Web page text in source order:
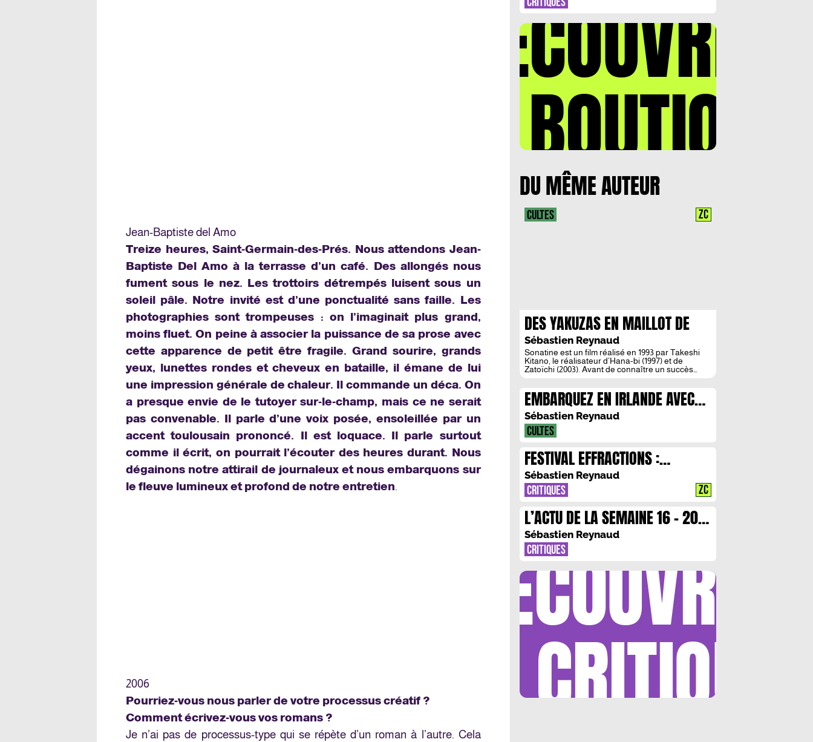
Jean-Baptiste del Amo
Treize heures, Saint-Germain-des-Prés. Nous attendons Jean-
Baptiste Del Amo à la terrasse d’un café. Des allongés nous
fument sous le nez. Les trottoirs détrempés luisent sous un
soleil pâle. Notre invité est d’une ponctualité sans faille. Les
photographies sont trompeuses : on l’imaginait plus grand,
moins fluet. On peine à associer la puissance de sa prose avec
cette apparence de petit être fragile. Grand sourire, grands
yeux, lunettes rondes et cheveux en bataille, il émane de lui
une impression générale de chaleur. Il commande un déca. On
a presque envie de le tutoyer sur-le-champ, mais ce ne serait
pas convenable. Il parle d’une voix posée, ensoleillée par un
accent toulousain prononcé. Il est loquace. Il parle surtout
comme il écrit, on pourrait l’écouter des heures durant. Nous
dégainons notre attirail de journaleux et nous embarquons sur
le fleuve lumineux et profond de notre entretien.
2006
Pourriez-vous nous parler de votre processus créatif ?
Comment écrivez-vous vos romans ?
Je n’ai pas de processus-type qui se répète d’un roman à l’autre. Cela
DÉCOUVREZ
LA BOUTIQUE
DU MÊME AUTEUR
DES YAKUZAS EN MAILLOT DE
BAIN
Sébastien Reynaud
Sonatine est un film réalisé en 1993 par Takeshi
Kitano, le réalisateur d’Hana-bi (1997) et de
Zatoïchi (2003). Avant de connaître un succès
animateur et acteur d’émissions populaires sous
le surnom de “Beat Takeshi”.
CULTES ZC
EMBARQUEZ EN IRLANDE AVEC
MICHEL DEON
Sébastien Reynaud
CULTES
FESTIVAL EFFRACTIONS :
ENTRETIEN AVEC JUSTINE AUGIER
Sébastien Reynaud
CRITIQUES ZC
L’ACTU DE LA SEMAINE 16 – 20
JUIN
Sébastien Reynaud
CRITIQUES
DÉCOUVRIR
LES